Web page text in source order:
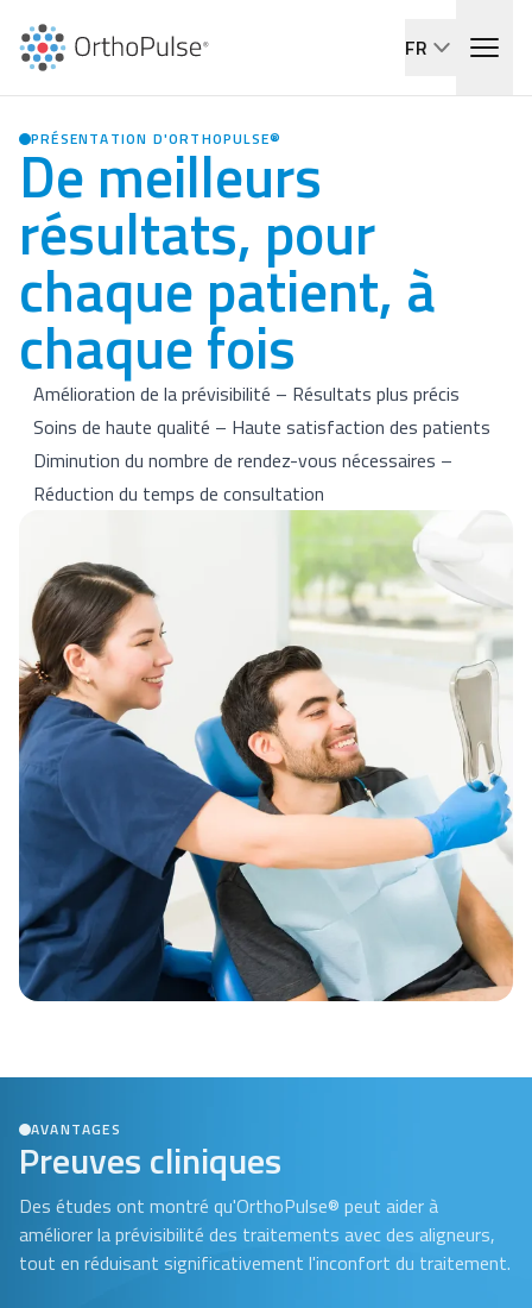
FR
PRÉSENTATION D'ORTHOPULSE®
De meilleurs
résultats, pour
chaque patient, à
chaque fois
Amélioration de la prévisibilité – Résultats plus précis
Soins de haute qualité – Haute satisfaction des patients
Diminution du nombre de rendez-vous nécessaires –
Réduction du temps de consultation
AVANTAGES
Preuves cliniques
Des études ont montré qu'OrthoPulse® peut aider à
améliorer la prévisibilité des traitements avec des aligneurs,
tout en réduisant significativement l'inconfort du traitement.